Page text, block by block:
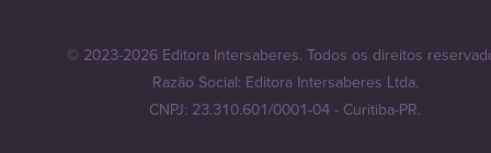
© 2023-2026 Editora Intersaberes. Todos os direitos
Razão Social: Editora Intersaberes Ltda.
CNPJ: 23.310.601/0001-04 - Curitiba-PR.